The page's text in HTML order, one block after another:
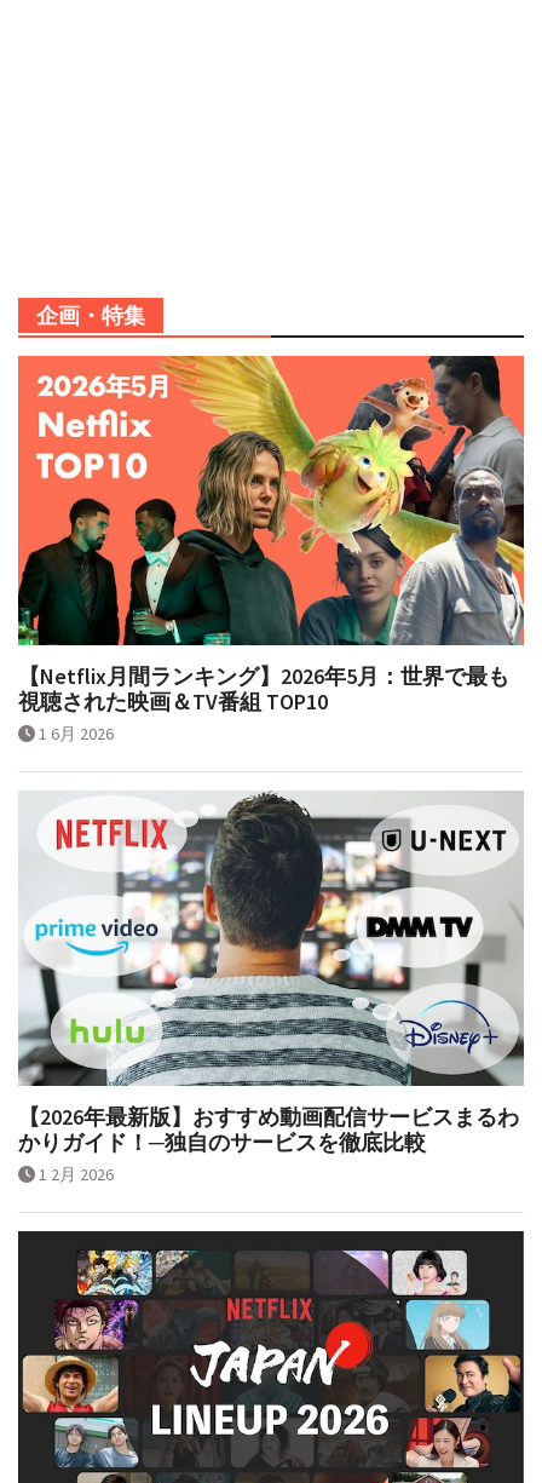
企画・特集
【Netflix月間ランキング】2026年5月：世界で最も
視聴された映画＆TV番組 TOP10
1 6月 2026
【2026年最新版】おすすめ動画配信サービスまるわ
かりガイド！─独自のサービスを徹底比較
1 2月 2026